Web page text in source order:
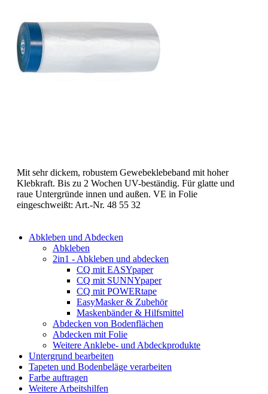
Mit sehr dickem, robustem Gewebeklebeband mit hoher
Klebkraft. Bis zu 2 Wochen UV-beständig. Für glatte und
raue Untergründe innen und außen. VE in Folie
eingeschweißt: Art.-Nr. 48 55 32
Abkleben und Abdecken
Abkleben
2in1 - Abkleben und abdecken
CQ mit EASYpaper
CQ mit SUNNYpaper
CQ mit POWERtape
EasyMasker & Zubehör
Maskenbänder & Hilfsmittel
Abdecken von Bodenflächen
Abdecken mit Folie
Weitere Anklebe- und Abdeckprodukte
Untergrund bearbeiten
Tapeten und Bodenbeläge verarbeiten
Farbe auftragen
Weitere Arbeitshilfen